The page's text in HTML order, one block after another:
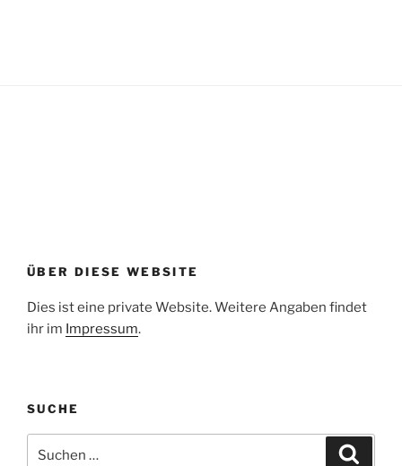
ÜBER DIESE WEBSITE
Dies ist eine private Website. Weitere Angaben findet
ihr im Impressum.
SUCHE